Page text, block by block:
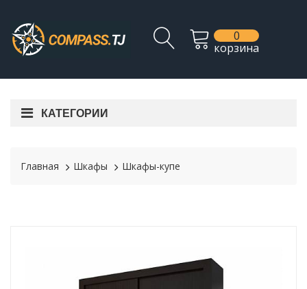
0
корзина
КАТЕГОРИИ
Главная Шкафы Шкафы-купе